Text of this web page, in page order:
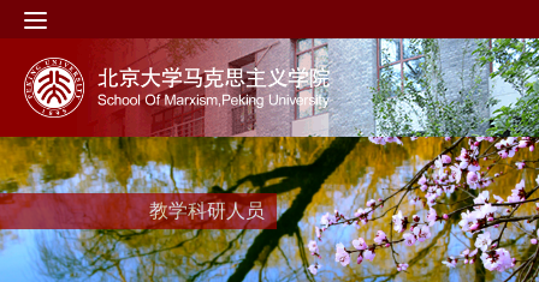
教学科研人员